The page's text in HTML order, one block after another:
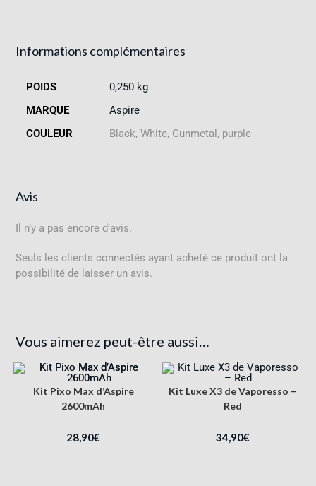
Informations complémentaires
POIDS
0,250 kg
MARQUE
Aspire
COULEUR
Black, White, Gunmetal, purple
Avis
Il n’y a pas encore d’avis.
Seuls les clients connectés ayant acheté ce produit ont la
possibilité de laisser un avis.
Vous aimerez peut-être aussi…
Kit Pixo Max d’Aspire
2600mAh
28,90€
Kit Luxe X3 de Vaporesso –
Red
34,90€